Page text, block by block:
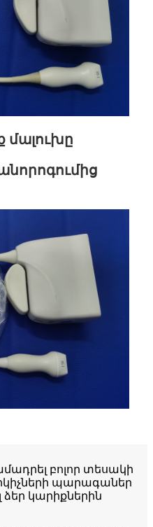
մալուխը
բոլոր տեսակի
պարագաներ
կարիքներին